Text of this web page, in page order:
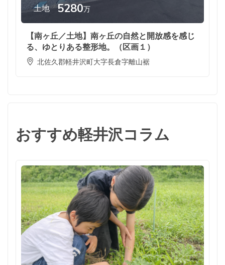
土地 5280万
【南ヶ丘／土地】南ヶ丘の自然と開放感を感じ
る、ゆとりある整形地。（区画１）
北佐久郡軽井沢町大字長倉字離山裾
おすすめ軽井沢コラム